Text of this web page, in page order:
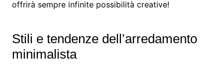
offrirà sempre infinite possibilità creative!
Stili e tendenze dell’arredamento
minimalista